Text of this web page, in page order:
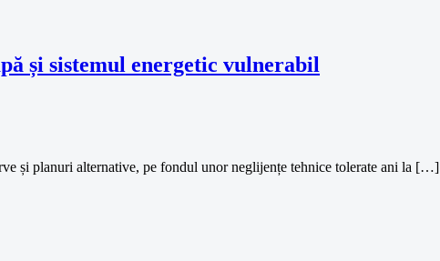
și sistemul energetic vulnerabil
și planuri alternative, pe fondul unor neglijențe tehnice tolerate ani la […]